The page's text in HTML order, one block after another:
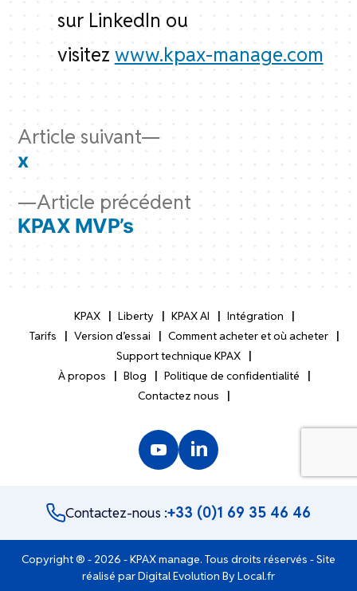
sur LinkedIn ou
visitez www.kpax-manage.com
Navigation
de
l’article
Article précédent
KPAX MVP’s
Article suivant
x
KPAX Liberty KPAX AI
Intégration
Tarifs
Version d’essai
Comment acheter et où acheter
Support technique KPAX
À propos
Blog
Politique de confidentialité
Contactez nous
Contactez-nous :+33 (0)1 69 35 46 46
Copyright ® - 2026 - KPAX manage. Tous droits réservés - Site
réalisé parDigital Evolution By Local.fr